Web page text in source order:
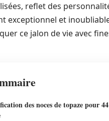
reflet des
exceptionnel et
ce jalon de vie avec
des noces de topaze pour